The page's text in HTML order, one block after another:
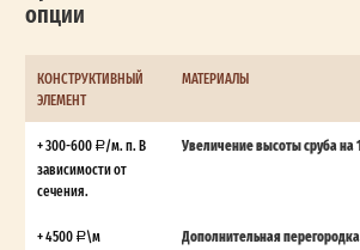
опции
КОНСТРУКТИВНЫЙ
ЭЛЕМЕНТ
МАТЕРИАЛЫ
+ 300-600
/м. п. В
зависимости от
сечения.
Увеличение высоты сруба на
+ 4500 \м Дополнительная перегородка